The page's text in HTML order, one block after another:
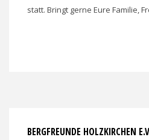
statt. Bringt gerne Eure Familie,
BERGFREUNDE HOLZKIRCHEN